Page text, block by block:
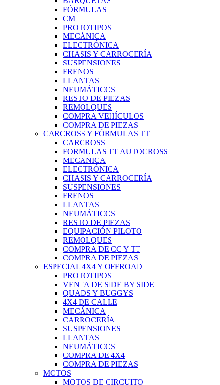
FÓRMULAS
CM
PROTOTIPOS
MECÁNICA
ELECTRÓNICA
CHASIS Y CARROCERÍA
SUSPENSIONES
FRENOS
LLANTAS
NEUMÁTICOS
RESTO DE PIEZAS
REMOLQUES
COMPRA VEHÍCULOS
COMPRA DE PIEZAS
CARCROSS Y FÓRMULAS TT
CARCROSS
FORMULAS TT AUTOCROSS
MECANICA
ELECTRÓNICA
CHASIS Y CARROCERÍA
SUSPENSIONES
FRENOS
LLANTAS
NEUMÁTICOS
RESTO DE PIEZAS
EQUIPACIÓN PILOTO
REMOLQUES
COMPRA DE CC Y TT
COMPRA DE PIEZAS
ESPECIAL 4X4 Y OFFROAD
PROTOTIPOS
VENTA DE SIDE BY SIDE
QUADS Y BUGGYS
4X4 DE CALLE
MECÁNICA
CARROCERÍA
SUSPENSIONES
LLANTAS
NEUMÁTICOS
COMPRA DE 4X4
COMPRA DE PIEZAS
MOTOS
MOTOS DE CIRCUITO